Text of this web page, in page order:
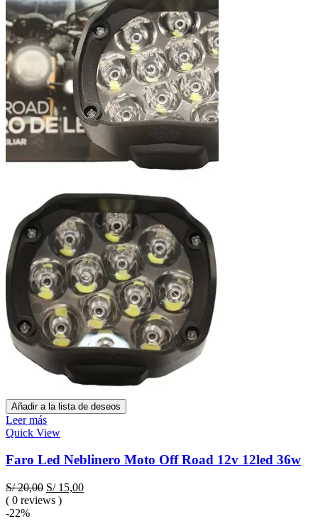
Añadir a la lista de deseos
Leer más
Quick View
Faro Led Neblinero Moto Off Road 12v 12led 36w
S/20,00 El
precio
S/15,00El
( 0 reviews )
-22%